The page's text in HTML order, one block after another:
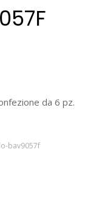
da 6 pz.
bav9057f